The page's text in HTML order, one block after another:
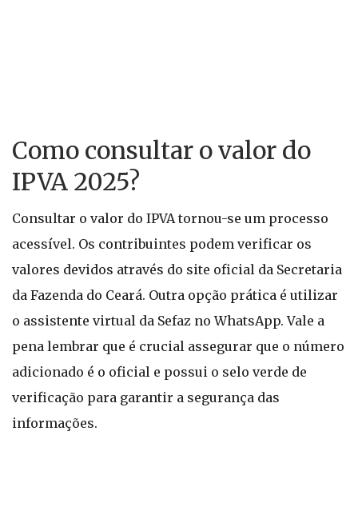
Como consultar o valor do
IPVA 2025?
Consultar o valor do IPVA tornou-se um processo
acessível. Os contribuintes podem verificar os
valores devidos através do site oficial da Secretaria
da Fazenda do Ceará. Outra opção prática é utilizar
o assistente virtual da Sefaz no WhatsApp. Vale a
pena lembrar que é crucial assegurar que o número
adicionado é o oficial e possui o selo verde de
verificação para garantir a segurança das
informações.